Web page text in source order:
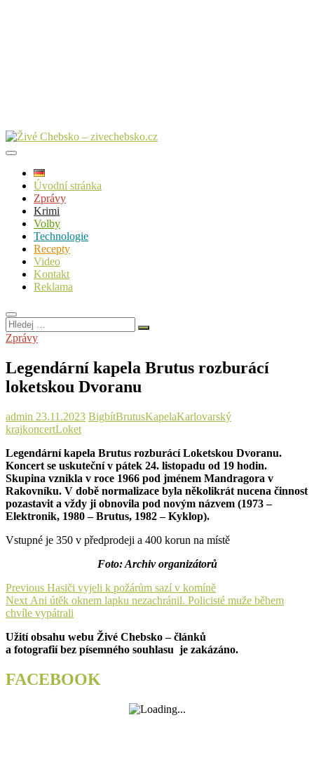
Úvodní stránka
Zprávy
Krimi
Volby
Technologie
Recepty
Video
Kontakt
Reklama
Hledej
…
Zprávy
Legendární kapela Brutus rozburácí
loketskou Dvoranu
admin 23.11.2023 BigbítBrutusKapelaKarlovarský
krajkoncertLoket
Legendární kapela Brutus rozburácí Loketskou Dvoranu.
Koncert se uskuteční v pátek 24. listopadu od 19 hodin.
Skupina vznikla v roce 1966 pod jménem Mandragora v
Rakovníku. V době normalizace byla několikrát nucena činnost
pozastavit a vždy ji obnovila pod novým názvem (1973 –
Elektronik, 1980 – Brutus, 1982 – Kyklop).
Vstupné je 350 v předprodeji a 400 korun na místě
Foto: Archiv organizátorů
Navigace
pro
příspěvek
Previous Previous
post:
Hasiči vyjeli k požárům sazí v komíně
Next Next
post:
Ani útěk oknem lapku nezachránil. Policisté muže během
chvíle vypátrali
Užití obsahu webu Živé Chebsko – článků
a fotografií bez písemného souhlasu je zakázáno.
FACEBOOK